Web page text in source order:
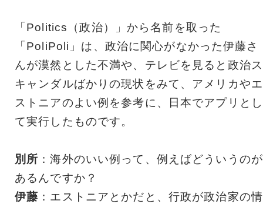
「Politics（政治）」から名前を取った
「PoliPoli」は、政治に関心がなかった伊藤さ
んが漠然とした不満や、テレビを見ると政治ス
キャンダルばかりの現状をみて、アメリカやエ
ストニアのよい例を参考に、日本でアプリとし
て実行したものです。
別所 ：海外のいい例って、例えばどういうのが
あるんですか？
伊藤 ：エストニアとかだと、行政が政治家の情